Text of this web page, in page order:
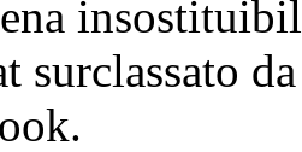
surclassato